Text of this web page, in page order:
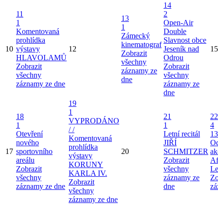
10
11
1
Komentovaná
prohlídka
výstavy
HLAVOLAMŮ
Zobrazit
všechny
záznamy ze dne
12
13
1
Zámecký
kinematograf
Zobrazit
všechny
záznamy ze
dne
14
2
Open-Air
Double
Slavnost obce
Jeseník nad
Odrou
Zobrazit
všechny
záznamy ze
dne
15
17
18
1
Otevření
nového
sportovního
areálu
Zobrazit
všechny
záznamy ze dne
19
1
VYPRODÁNO
/ /
Komentovaná
prohlídka
výstavy
KORUNY
KARLA IV.
Zobrazit
všechny
záznamy ze dne
20
21
1
Letní recitál
JIŘÍ
SCHMITZER
Zobrazit
všechny
záznamy ze
dne
22
4